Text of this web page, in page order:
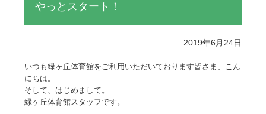
やっとスタート！
2019年6月24日
いつも緑ヶ丘体育館をご利用いただいております皆さま、こん
にちは。
そして、はじめまして。
緑ヶ丘体育館スタッフです。